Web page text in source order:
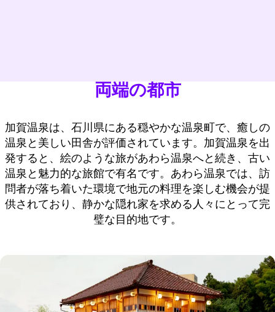
両端の都市
加賀温泉は、石川県にある穏やかな温泉町で、癒しの
温泉と美しい田舎が評価されています。加賀温泉を出
発すると、絵のような旅があわら温泉へと続き、古い
温泉と魅力的な旅館で有名です。あわら温泉では、訪
問者が落ち着いた環境で地元の料理を楽しむ機会が提
供されており、静かな隠れ家を求める人々にとって完
璧な目的地です。